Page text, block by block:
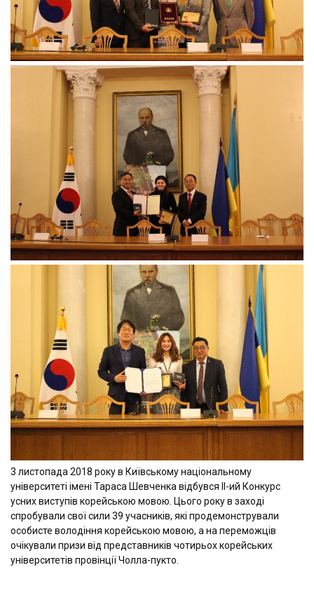
3 листопада 2018 року в Київському національному
університеті імені Тараса Шевченка відбувся ІІ-ий Конкурс
усних виступів корейською мовою. Цього року в заході
спробували свої сили 39 учасників, які продемонстрували
особисте володіння корейською мовою, а на переможців
очікували призи від представників чотирьох корейських
університетів провінції Чолла-пукто.